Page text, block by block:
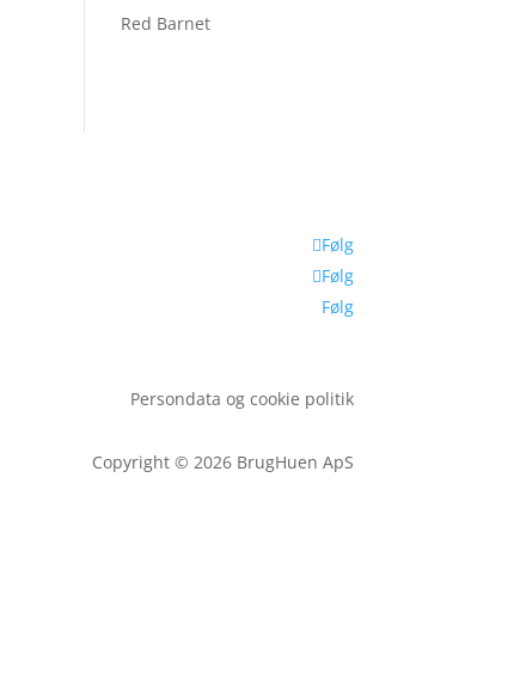
Red Barnet
Følg
Følg
Følg
Persondata og cookie politik
Copyright © 2026 BrugHuen ApS